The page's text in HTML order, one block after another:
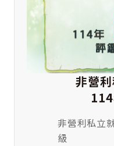
非營
非營利私立
級